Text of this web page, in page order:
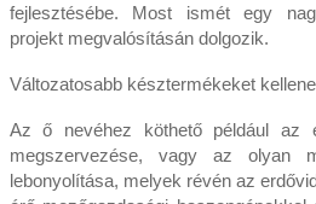
fejlesztésébe. Most ismét egy
projekt megvalósításán dolgozik.
Változatosabb késztermékeket
Az ő nevéhez köthető például az
megszervezése, vagy az olyan
lebonyolítása, melyek révén az